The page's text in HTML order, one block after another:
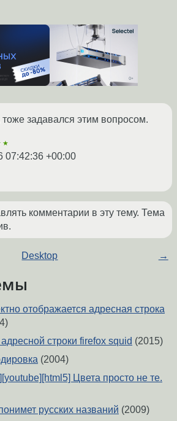
тоже задавался этим вопросом.
07:42:36 +00:00
комментарии в эту тему. Тема
Desktop →
отображается адресная строка
строки firefox squid (2015)
(2004)
Цвета просто не те.
русских названий (2009)